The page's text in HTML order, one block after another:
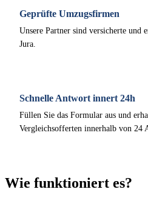
Geprüfte Umzugsfirmen
Unsere Partner sind versicherte und
Jura.
Schnelle Antwort innert 24h
Füllen Sie das Formular aus und
Vergleichsofferten innerhalb von 24
Wie funktioniert es?